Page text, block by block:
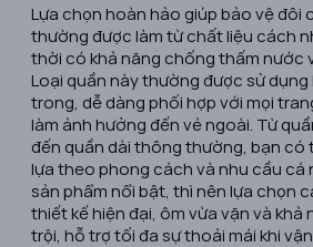
Lựa chọn hoàn hảo giúp bảo vệ đôi
thường được làm từ chất liệu cách
thời có khả năng chống thấm nước
Loại quần này thường được sử dụng
trong, dễ dàng phối hợp với mọi
làm ảnh hưởng đến vẻ ngoài. Từ
đến quần dài thông thường, bạn có
lựa theo phong cách và nhu cầu cá
sản phẩm nổi bật, thì nên lựa chọn
thiết kế hiện đại, ôm vừa vặn và khả
trội, hỗ trợ tối đa sự thoải mái khi vận